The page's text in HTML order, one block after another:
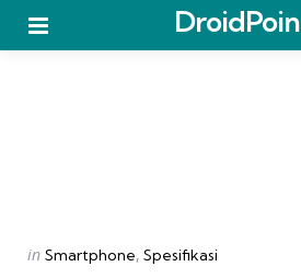
DroidPoin
Categories
Posted
in Smartphone Spesifikasi